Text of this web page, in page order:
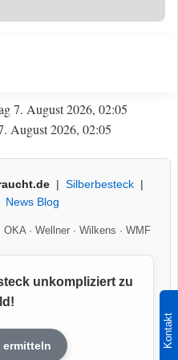
Kontakt
7. August 2026, 02:05
August 2026, 02:05
| Silberbesteck|
News Blog
OKA· Wellner· Wilkens · WMF
unkompliziert zu
ermitteln